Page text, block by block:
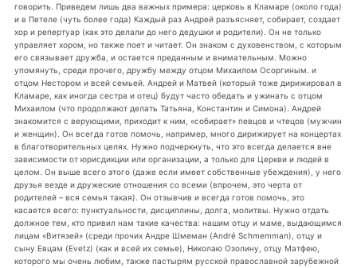
говорить. Приведем лишь два важных примера: церковь в Кламаре (около года)
и в Петеле (чуть более года) Каждый раз Андрей разъясняет, собирает, создает
хор и репертуар (как это делали до него дедушки и родители). Он не только
управляет хором, но также поет и читает. Он знаком с духовенством, с которым
его связывает дружба, и остается преданным и внимательным. Можно
упомянуть, среди прочего, дружбу между отцом Михаилом Осоргиным. и
отцом Нестором и всей семьей. Андрей и Матвей (который тоже дирижировал в
Кламаре, как иногда сестра и отец) будут часто обедать и ужинать с отцом
Михаилом (что продолжают делать Татьяна, Константин и Симона). Андрей
знакомится с верующими, приходит к ним, «собирает» певцов и чтецов (мужчин
и женщин). Он всегда готов помочь, например, много дирижирует на концертах
в благотворительных целях. Нужно подчеркнуть, что это всегда делается вне
зависимости от юрисдикции или организации, а только для Церкви и людей в
целом. Он выше всего этого (даже если имеет собственные убеждения), у него
друзья везде и дружеские отношения со всеми (впрочем, это черта от
родителей – вся семья такая). Он отзывчив и всегда готов помочь, это
касается всего: пунктуальности, дисциплины, долга, молитвы. Нужно отдать
должное тем, кто привил нам такие качества: нашим отцу и маме, выдающимся
лицам «Витязей» (среди прочих Андре Шмеман (André Schmemman), отцу и
сыну Eвцам (Evetz) (как и всей их семье), Николаю Озолину, отцу Матфею,
которого мы очень любим, также пастырям русской православной зарубежной